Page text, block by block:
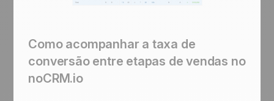
Como acompanhar a taxa de
conversão entre etapas de vendas no
noCRM.io